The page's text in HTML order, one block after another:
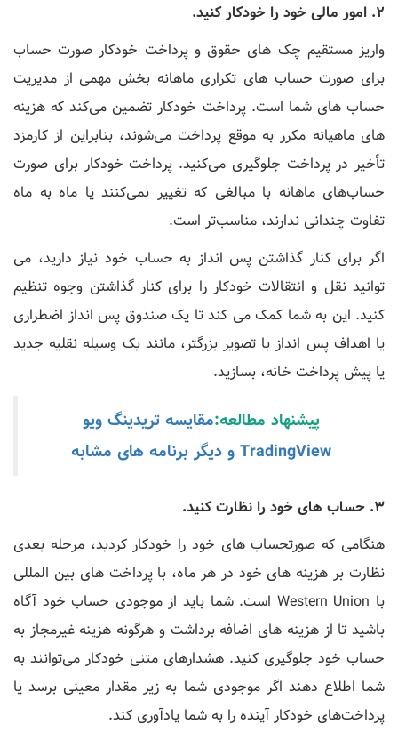
2. امور مالی خود را خودکار کنید.
واریز مستقیم چک‌ های حقوق و پرداخت خودکار صورت ‌حساب
برای صورت‌ حساب ‌های تکراری ماهانه بخش مهمی از مدیریت
حساب‌ های شما است. پرداخت خودکار تضمین می‌کند که هزینه
‌های ماهیانه مکرر به موقع پرداخت می‌شوند، بنابراین از کارمزد
تأخیر در پرداخت جلوگیری می‌کنید. پرداخت خودکار برای صورت‌
حساب‌های ماهانه با مبالغی که تغییر نمی‌کنند یا ماه به ماه
تفاوت چندانی ندارند، مناسب‌تر است.
اگر برای کنار گذاشتن پس انداز به حساب خود نیاز دارید، می
توانید نقل و انتقالات خودکار را برای کنار گذاشتن وجوه تنظیم
کنید. این به شما کمک می کند تا یک صندوق پس انداز اضطراری
یا اهداف پس انداز با تصویر بزرگتر، مانند یک وسیله نقلیه جدید
یا پیش پرداخت خانه، بسازید.
پیشنهاد مطالعه:مقایسه تریدینگ ویو
TradingView و دیگر برنامه های مشابه
3. حساب های خود را نظارت کنید.
هنگامی که صورتحساب های خود را خودکار کردید، مرحله بعدی
نظارت بر هزینه های خود در هر ماه، با پرداخت های بین المللی
با Western Union است. شما باید از موجودی حساب خود آگاه
باشید تا از هزینه های اضافه برداشت و هرگونه هزینه غیرمجاز به
حساب خود جلوگیری کنید. هشدارهای متنی خودکار می‌توانند به
شما اطلاع دهند اگر موجودی شما به زیر مقدار معینی برسد یا
پرداخت‌های خودکار آینده را به شما یادآوری کند.